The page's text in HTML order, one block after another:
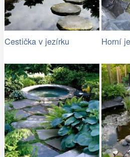
Cestička v jezírku Horní